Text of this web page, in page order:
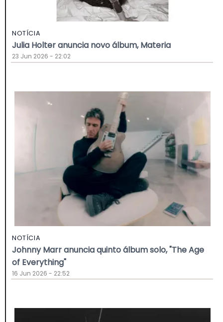
NOTÍCIA
Julia Holter anuncia novo álbum, Materia
23 Jun 2026 - 22:02
NOTÍCIA
Johnny Marr anuncia quinto álbum solo, "The Age
of Everything"
16 Jun 2026 - 22:52